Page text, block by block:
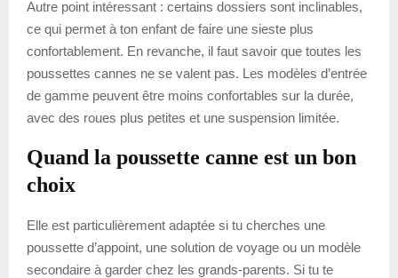
Autre point intéressant : certains dossiers sont inclinables,
ce qui permet à ton enfant de faire une sieste plus
confortablement. En revanche, il faut savoir que toutes les
poussettes cannes ne se valent pas. Les modèles d’entrée
de gamme peuvent être moins confortables sur la durée,
avec des roues plus petites et une suspension limitée.
Quand la poussette canne est un bon
choix
Elle est particulièrement adaptée si tu cherches une
poussette d’appoint, une solution de voyage ou un modèle
secondaire à garder chez les grands-parents. Si tu te